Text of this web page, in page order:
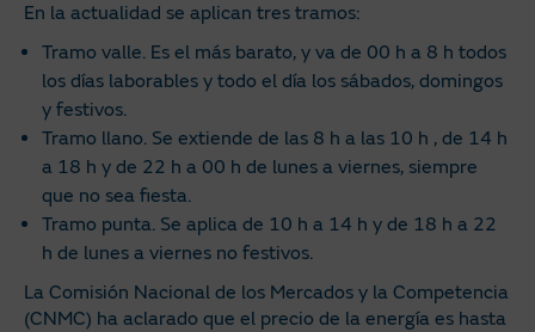
En la actualidad se aplican tres tramos:
Tramo valle. Es el más barato, y va de 00 h a 8 h todos
los días laborables y todo el día los sábados, domingos
y festivos.
Tramo llano. Se extiende de las 8 h a las 10 h , de 14 h
a 18 h y de 22 h a 00 h de lunes a viernes, siempre
que no sea fiesta.
Tramo punta. Se aplica de 10 h a 14 h y de 18 h a 22
h de lunes a viernes no festivos.
La Comisión Nacional de los Mercados y la Competencia
(CNMC) ha aclarado que el precio de la energía es hasta